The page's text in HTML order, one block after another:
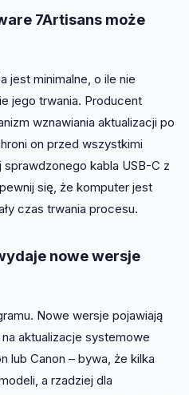
7Artisans może
jest minimalne, o ile nie
jego trwania. Producent
wznawiania aktualizacji po
on przed wszystkimi
kabla USB-C z
się, że komputer jest
czas trwania procesu.
nowe wersje
Nowe wersje pojawiają
aktualizacje systemowe
lub Canon – bywa, że kilka
a rzadziej dla